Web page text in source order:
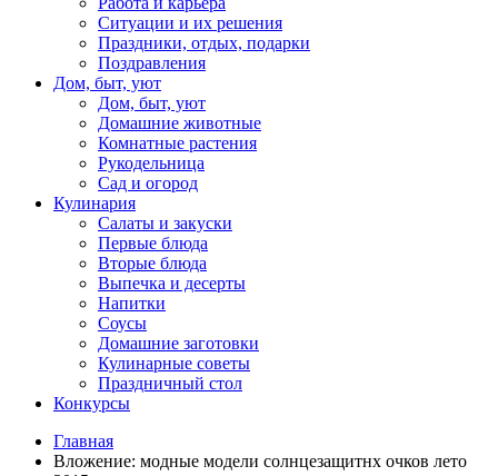
Ситуации и их решения
Праздники, отдых, подарки
Поздравления
Дом, быт, уют
Дом, быт, уют
Домашние животные
Комнатные растения
Рукодельница
Сад и огород
Кулинария
Салаты и закуски
Первые блюда
Вторые блюда
Выпечка и десерты
Напитки
Соусы
Домашние заготовки
Кулинарные советы
Праздничный стол
Конкурсы
Главная
Вложение: модные модели солнцезащитнх очков лето